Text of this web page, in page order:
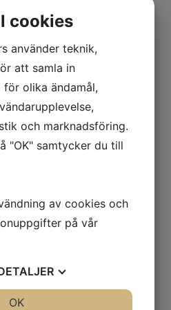
cykelvänlig ö
en avslappnad atmosfär och är
cookies
använder teknik,
att samla in
olika ändamål,
och marknadsföring.
"OK" samtycker du till
av cookies och
på vår
OK